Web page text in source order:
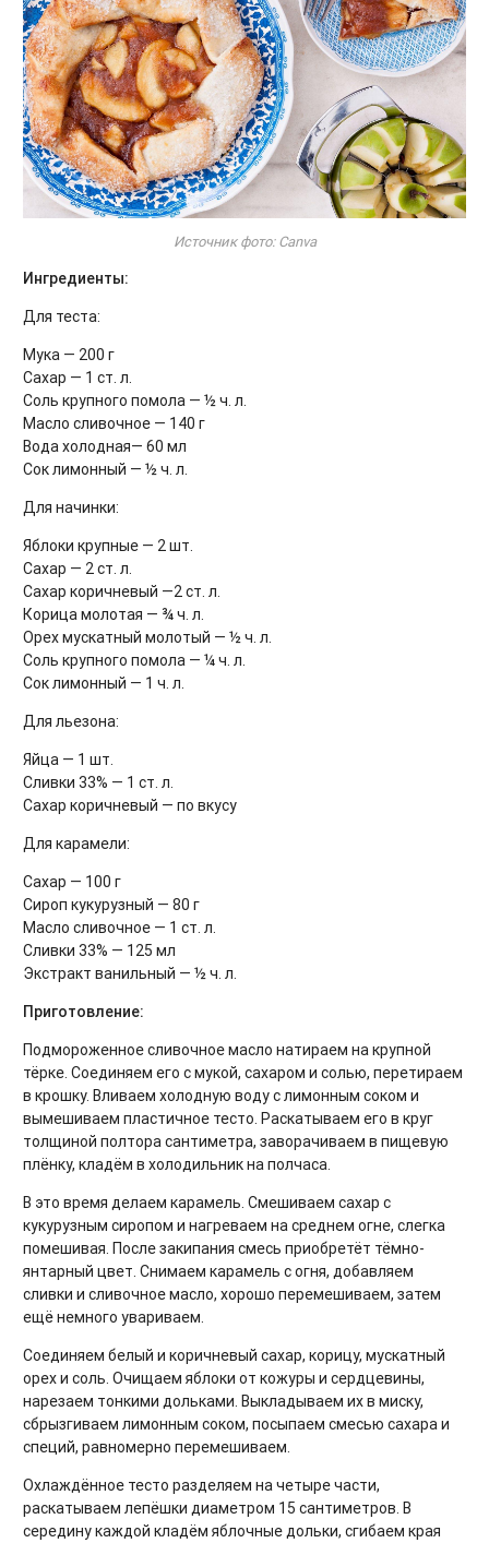
Источник фото: Canva
Ингредиенты:
Для теста:
Мука — 200 г
Сахар — 1 ст. л.
Соль крупного помола — ½ ч. л.
Масло сливочное — 140 г
Вода холодная— 60 мл
Сок лимонный — ½ ч. л.
Для начинки:
Яблоки крупные — 2 шт.
Сахар — 2 ст. л.
Сахар коричневый —2 ст. л.
Корица молотая — ¾ ч. л.
Орех мускатный молотый — ½ ч. л.
Соль крупного помола — ¼ ч. л.
Сок лимонный — 1 ч. л.
Для льезона:
Яйца — 1 шт.
Сливки 33% — 1 ст. л.
Сахар коричневый — по вкусу
Для карамели:
Сахар — 100 г
Сироп кукурузный — 80 г
Масло сливочное — 1 ст. л.
Сливки 33% — 125 мл
Экстракт ванильный — ½ ч. л.
Приготовление:
Подмороженное сливочное масло натираем на крупной
тёрке. Соединяем его с мукой, сахаром и солью, перетираем
в крошку. Вливаем холодную воду с лимонным соком и
вымешиваем пластичное тесто. Раскатываем его в круг
толщиной полтора сантиметра, заворачиваем в пищевую
плёнку, кладём в холодильник на полчаса.
В это время делаем карамель. Смешиваем сахар с
кукурузным сиропом и нагреваем на среднем огне, слегка
помешивая. После закипания смесь приобретёт тёмно-
янтарный цвет. Снимаем карамель с огня, добавляем
сливки и сливочное масло, хорошо перемешиваем, затем
ещё немного увариваем.
Соединяем белый и коричневый сахар, корицу, мускатный
орех и соль. Очищаем яблоки от кожуры и сердцевины,
нарезаем тонкими дольками. Выкладываем их в миску,
сбрызгиваем лимонным соком, посыпаем смесью сахара и
специй, равномерно перемешиваем.
Охлаждённое тесто разделяем на четыре части,
раскатываем лепёшки диаметром 15 сантиметров. В
середину каждой кладём яблочные дольки, сгибаем края